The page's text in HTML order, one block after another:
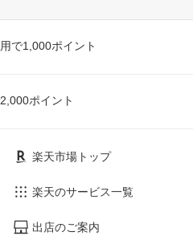
で1,000ポイント
ポイント
楽天市場トップ
楽天のサービス一覧
出店のご案内